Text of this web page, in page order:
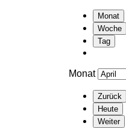
Monat
Woche
Tag
Monat
Zurück
Heute
Weiter